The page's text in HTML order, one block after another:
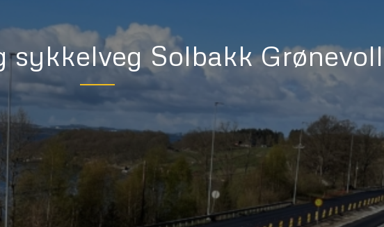
sykkelveg Solbakk Grønevoll